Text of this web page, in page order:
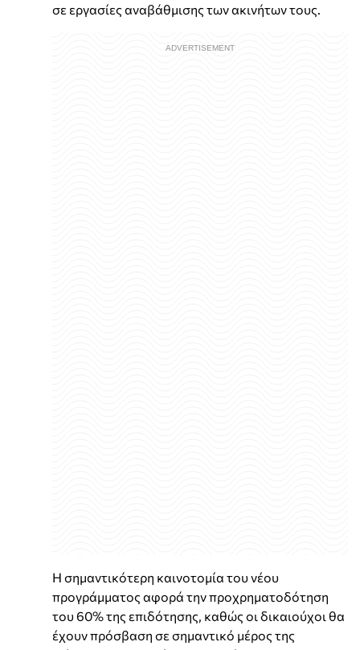
σε εργασίες αναβάθμισης των ακινήτων τους.
Η σημαντικότερη καινοτομία του νέου
προγράμματος αφορά την προχρηματοδότηση
του 60% της επιδότησης, καθώς οι δικαιούχοι θα
έχουν πρόσβαση σε σημαντικό μέρος της